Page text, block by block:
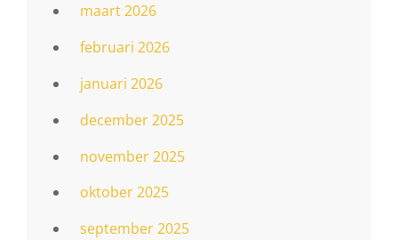
maart 2026
februari 2026
januari 2026
december 2025
november 2025
oktober 2025
september 2025